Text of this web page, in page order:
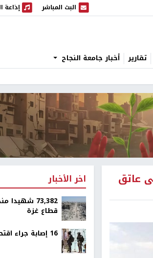
البث المباشر
البث المباشر إذاعة
إذاعة النجاح
تقارير أخبار جامعة النجاح
عاتق اخر الأخبار
73,382
قطاع غزة
16 إصابة جراء اقتحام الاحتلال مخيم قلنديا